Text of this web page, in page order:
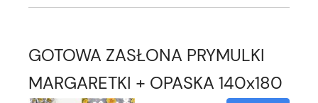
GOTOWA ZASŁONA PRYMULKI
MARGARETKI + OPASKA 140x180